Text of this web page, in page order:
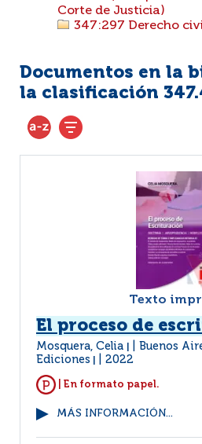
Corte de Justicia)
347:297 Derecho
Documentos en la
la clasificación
Texto
El proceso de
Mosquera, Celia
Buenos
Ediciones
2022
| En formato papel.
MÁS INFORMACIÓN...